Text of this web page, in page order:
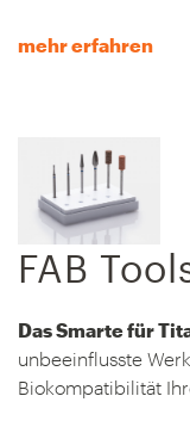
mehr erfahren
FAB
Das Smarte für
unbeeinflusste
Biokompatibilität